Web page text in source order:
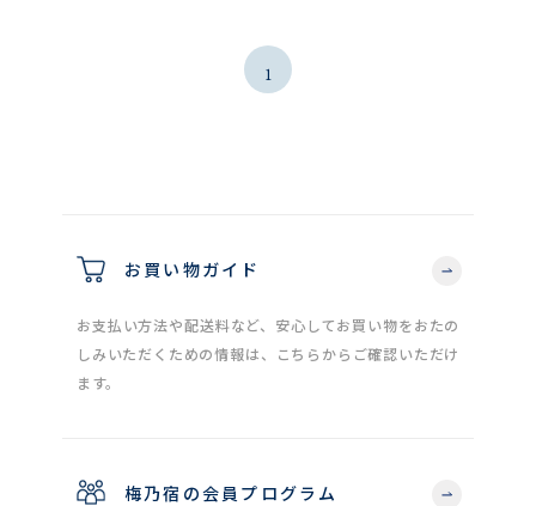
1
お買い物ガイド
お支払い方法や配送料など、安心してお買い物をおたの
しみいただくための情報は、こちらからご確認いただけ
ます。
梅乃宿の会員プログラム